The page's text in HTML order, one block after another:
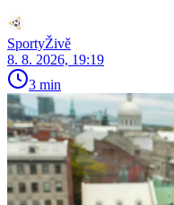
SportyŽivě
8. 8. 2026, 19:19
3 min